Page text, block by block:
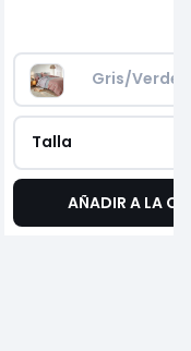
Gris/
Talla
AÑADIR A LA